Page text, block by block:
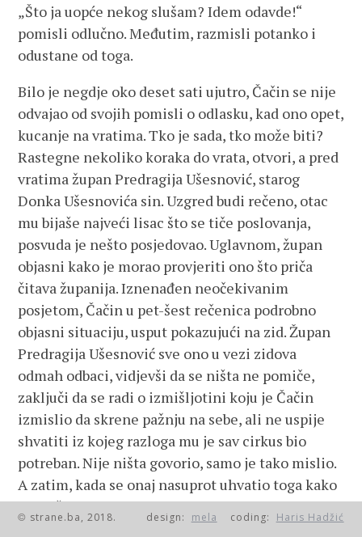
„Što ja uopće nekog slušam? Idem odavde!“
pomisli odlučno. Međutim, razmisli potanko i
odustane od toga.
Bilo je negdje oko deset sati ujutro, Čačin se nije
odvajao od svojih pomisli o odlasku, kad ono opet,
kucanje na vratima. Tko je sada, tko može biti?
Rastegne nekoliko koraka do vrata, otvori, a pred
vratima župan Predragija Ušesnović, starog
Donka Ušesnovića sin. Uzgred budi rečeno, otac
mu bijaše najveći lisac što se tiče poslovanja,
posvuda je nešto posjedovao. Uglavnom, župan
objasni kako je morao provjeriti ono što priča
čitava županija. Iznenađen neočekivanim
posjetom, Čačin u pet-šest rečenica podrobno
objasni situaciju, usput pokazujući na zid. Župan
Predragija Ušesnović sve ono u vezi zidova
odmah odbaci, vidjevši da se ništa ne pomiče,
zaključi da se radi o izmišljotini koju je Čačin
izmislio da skrene pažnju na sebe, ali ne uspije
shvatiti iz kojeg razloga mu je sav cirkus bio
potreban. Nije ništa govorio, samo je tako mislio.
A zatim, kada se onaj nasuprot uhvatio toga kako
razmišlja o odlasku, o tome kako mu je pretijesno
u selu, župan uzvrati kao uvrijeđeno: „Kakve su to
© strane.ba, 2018. design: mela coding: Haris Hadžić